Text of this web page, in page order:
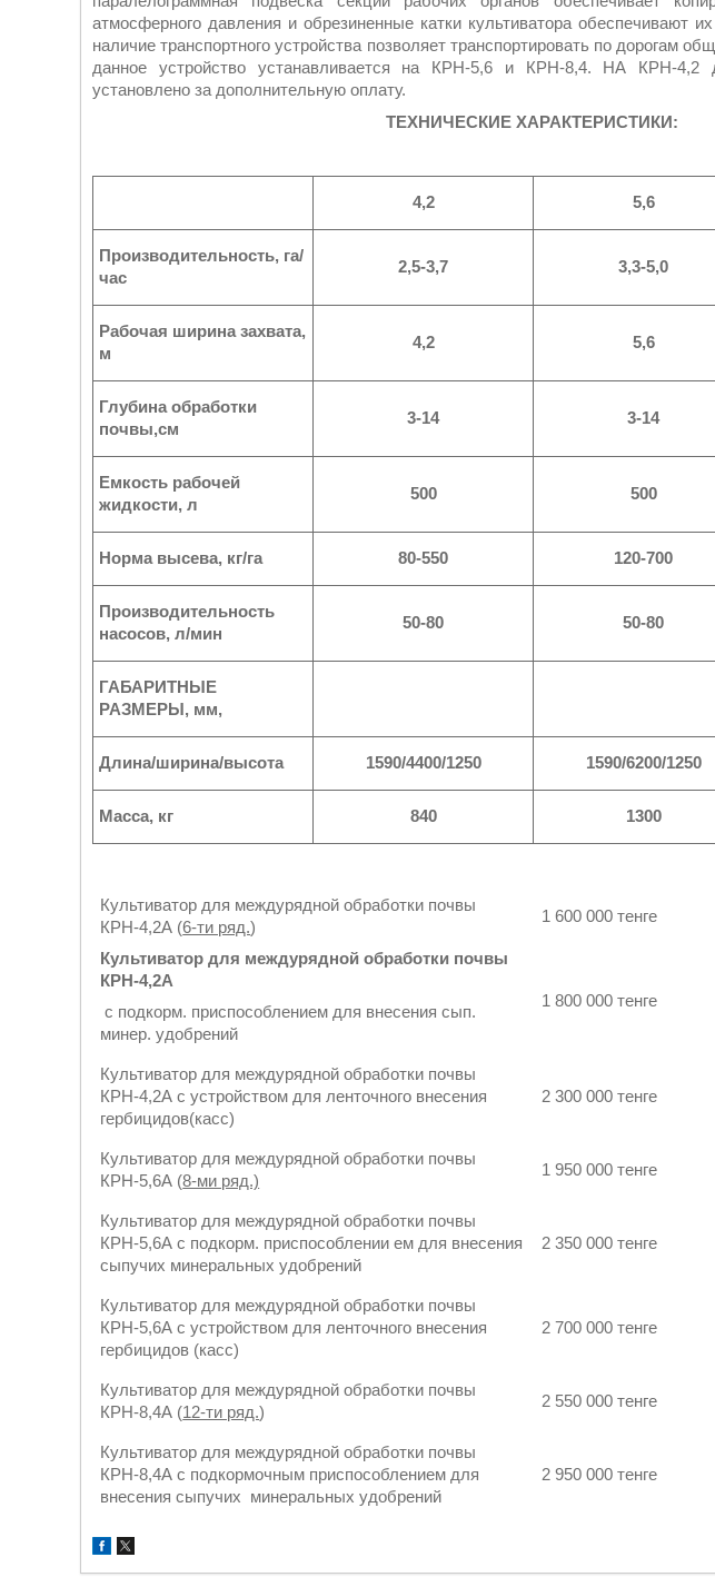
атмосферного давления и обрезиненные катки культиватора обеспечивают
наличие транспортного устройства позволяет транспортировать по дорогам
данное устройство устанавливается на КРН-5,6 и КРН-8,4. НА КРН-4,2
установлено за дополнительную оплату.
ТЕХНИЧЕСКИЕ ХАРАКТЕРИСТИКИ:
4,2 5,6
Производительность, га/
час
2,5-3,7 3,3-5,0
Рабочая ширина захвата,
м
4,2 5,6
Глубина обработки
почвы,см
3-14 3-14
Емкость рабочей
жидкости, л
500 500
Норма высева, кг/га 80-550 120-700
Производительность
насосов, л/мин
50-80 50-80
ГАБАРИТНЫЕ
РАЗМЕРЫ, мм,
Длина/ширина/высота 1590/4400/1250 1590/6200/1250
Масса, кг 840 1300
Культиватор для междурядной обработки почвы
КРН-4,2А (6-ти ряд.)
1 600 000 тенге
Культиватор для междурядной обработки почвы
КРН-4,2А
с подкорм. приспособлением для внесения сып.
минер. удобрений
1 800 000 тенге
Культиватор для междурядной обработки почвы
КРН-4,2А с устройством для ленточного внесения
гербицидов(касс)
2 300 000 тенге
Культиватор для междурядной обработки почвы
КРН-5,6А (8-ми ряд.)
1 950 000 тенге
Культиватор для междурядной обработки почвы
КРН-5,6А с подкорм. приспособлении ем для внесения
сыпучих минеральных удобрений
2 350 000 тенге
Культиватор для междурядной обработки почвы
КРН-5,6А с устройством для ленточного внесения
гербицидов (касс)
2 700 000 тенге
Культиватор для междурядной обработки почвы
КРН-8,4А (12-ти ряд.)
2 550 000 тенге
Культиватор для междурядной обработки почвы
КРН-8,4А с подкормочным приспособлением для
внесения сыпучих минеральных удобрений
2 950 000 тенге